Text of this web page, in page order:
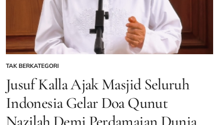
POSTED
IN
TAK BERKATEGORI
Jusuf Kalla Ajak Masjid Seluruh
Indonesia Gelar Doa Qunut